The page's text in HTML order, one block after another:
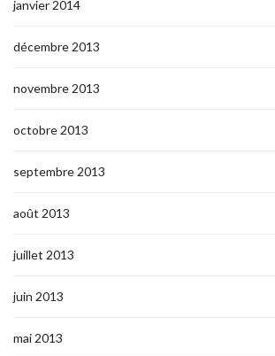
janvier 2014
décembre 2013
novembre 2013
octobre 2013
septembre 2013
août 2013
juillet 2013
juin 2013
mai 2013